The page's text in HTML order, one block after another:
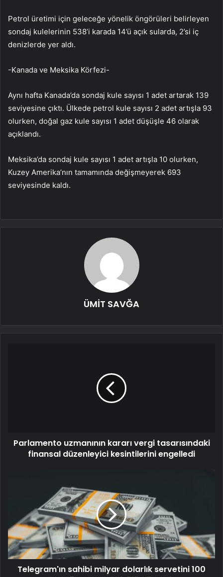
Petrol üretimi için geleceğe yönelik öngörüleri belirleyen
sondaj kulelerinin 538’i karada 14’ü açık sularda, 2’si iç
denizlerde yer aldı.
-Kanada ve Meksika Körfezi-
Aynı hafta Kanada’da sondaj kule sayısı 1 adet artarak 139
seviyesine çıktı. Ülkede petrol kule sayısı 2 adet artışla 93
olurken, doğal gaz kule sayısı 1 adet düşüşle 46 olarak
açıklandı.
Meksika’da sondaj kule sayısı 1 adet artışla 10 olurken,
Kuzey Amerika’nın tamamında değişmeyerek 693
seviyesinde kaldı.
ÜMİT SAVĞA
Parlamento uzmanının kararı vergi tasarısındaki
finansal düzenleyici kesintilerini engelledi
Telegram'ın sahibi milyar dolarlık servetini 100